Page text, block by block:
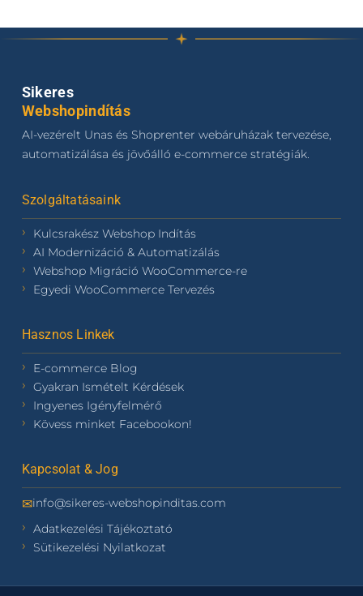
Sikeres
Webshopindítás
AI-vezérelt Unas és Shoprenter webáruházak tervezése,
automatizálása és jövőálló e-commerce stratégiák.
Szolgáltatásaink
Kulcsrakész Webshop Indítás
AI Modernizáció & Automatizálás
Webshop Migráció WooCommerce-re
Egyedi WooCommerce Tervezés
Hasznos Linkek
E-commerce Blog
Gyakran Ismételt Kérdések
Ingyenes Igényfelmérő
Kövess minket Facebookon!
Kapcsolat & Jog
✉info@sikeres-webshopinditas.com
Adatkezelési Tájékoztató
Sütikezelési Nyilatkozat